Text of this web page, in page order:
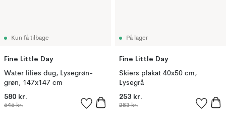
Kun få tilbage
Fine Little Day
Water lilies dug, Lysegrøn-
grøn, 147x147 cm
580 kr.
646 kr.
På lager
Fine Little Day
Skiers plakat 40x50 cm,
Lysegrå
253 kr.
283 kr.